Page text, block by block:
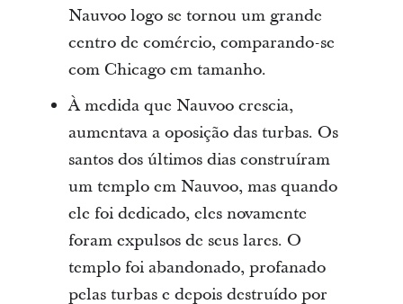
Nauvoo logo se tornou um grande
centro de comércio, comparando-se
com Chicago em tamanho.
À medida que Nauvoo crescia,
aumentava a oposição das turbas. Os
santos dos últimos dias construíram
um templo em Nauvoo, mas quando
ele foi dedicado, eles novamente
foram expulsos de seus lares. O
templo foi abandonado, profanado
pelas turbas e depois destruído por